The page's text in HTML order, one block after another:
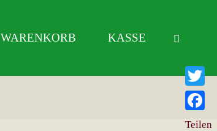
WARENKORB KASSE
Twitter
Teilen